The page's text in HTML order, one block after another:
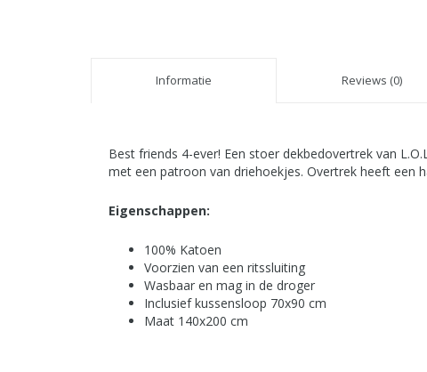
Informatie Reviews (0)
Best friends 4-ever! Een stoer dekbedovertrek van
met een patroon van driehoekjes. Overtrek heeft een
Eigenschappen:
100% Katoen
Voorzien van een ritssluiting
Wasbaar en mag in de droger
Inclusief kussensloop 70x90 cm
Maat 140x200 cm